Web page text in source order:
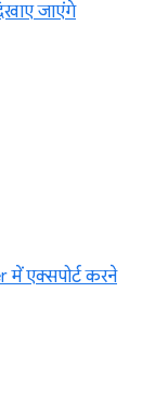
जाएंगे
एक्सपोर्ट करने